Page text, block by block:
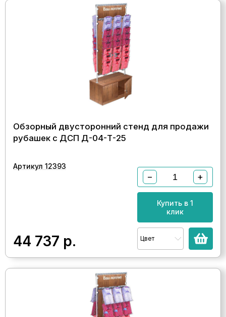
Обзорный двусторонний стенд для продажи
рубашек с ДСП Д-04-Т-25
Артикул 12393
44 737 р.
− +
Купить в 1
клик
Цвет